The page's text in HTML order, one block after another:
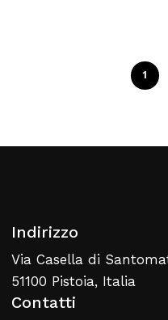
1
Indirizzo
Via Casella di
51100 Pistoia, Italia
Contatti